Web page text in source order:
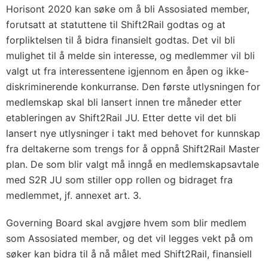
Horisont 2020 kan søke om å bli Assosiated member,
forutsatt at statuttene til Shift2Rail godtas og at
forpliktelsen til å bidra finansielt godtas. Det vil bli
mulighet til å melde sin interesse, og medlemmer vil bli
valgt ut fra interessentene igjennom en åpen og ikke-
diskriminerende konkurranse. Den første utlysningen for
medlemskap skal bli lansert innen tre måneder etter
etableringen av Shift2Rail JU. Etter dette vil det bli
lansert nye utlysninger i takt med behovet for kunnskap
fra deltakerne som trengs for å oppnå Shift2Rail Master
plan. De som blir valgt må inngå en medlemskapsavtale
med S2R JU som stiller opp rollen og bidraget fra
medlemmet, jf. annexet art. 3.
Governing Board skal avgjøre hvem som blir medlem
som Assosiated member, og det vil legges vekt på om
søker kan bidra til å nå målet med Shift2Rail, finansiell